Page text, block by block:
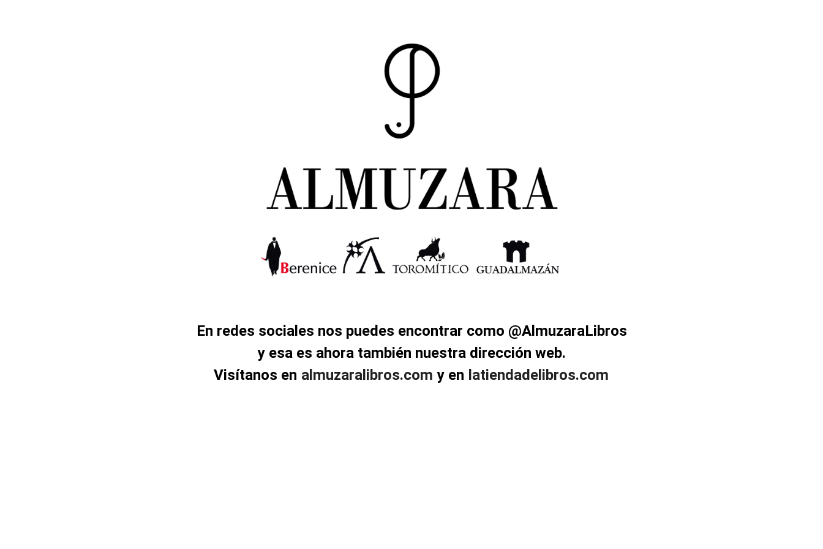
En redes sociales nos puedes encontrar como @AlmuzaraLibros
y esa es ahora también nuestra dirección web.
Visítanos en almuzaralibros.com y en latiendadelibros.com